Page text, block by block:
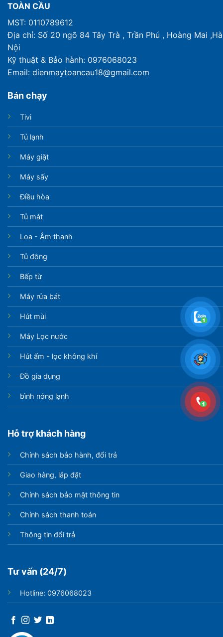
TOÀN CẦU
MST: 0110789612
Địa chỉ: Số 20 ngõ 84 Tây Trà , Trần Phú , Hoàng Mai ,Hà
Nội
Kỹ thuật & Bảo hành: 0976068023
Email: dienmaytoancau18@gmail.com
Bán chạy
Tivi
Tủ lạnh
Máy giặt
Máy sấy
Điều hòa
Tủ mát
Loa - Âm thanh
Tủ đông
Bếp từ
Máy rửa bát
Hút mùi
Máy Lọc nước
Hút ẩm - lọc không khí
Đồ gia dụng
bình nóng lạnh
Hỗ trợ khách hàng
Chính sách bảo hành, đổi trả
Giao hàng, lắp đặt
Chính sách bảo mật thông tin
Chính sách thanh toán
Thông tin đổi trả
Tư vấn (24/7)
Hotline: 0976068023